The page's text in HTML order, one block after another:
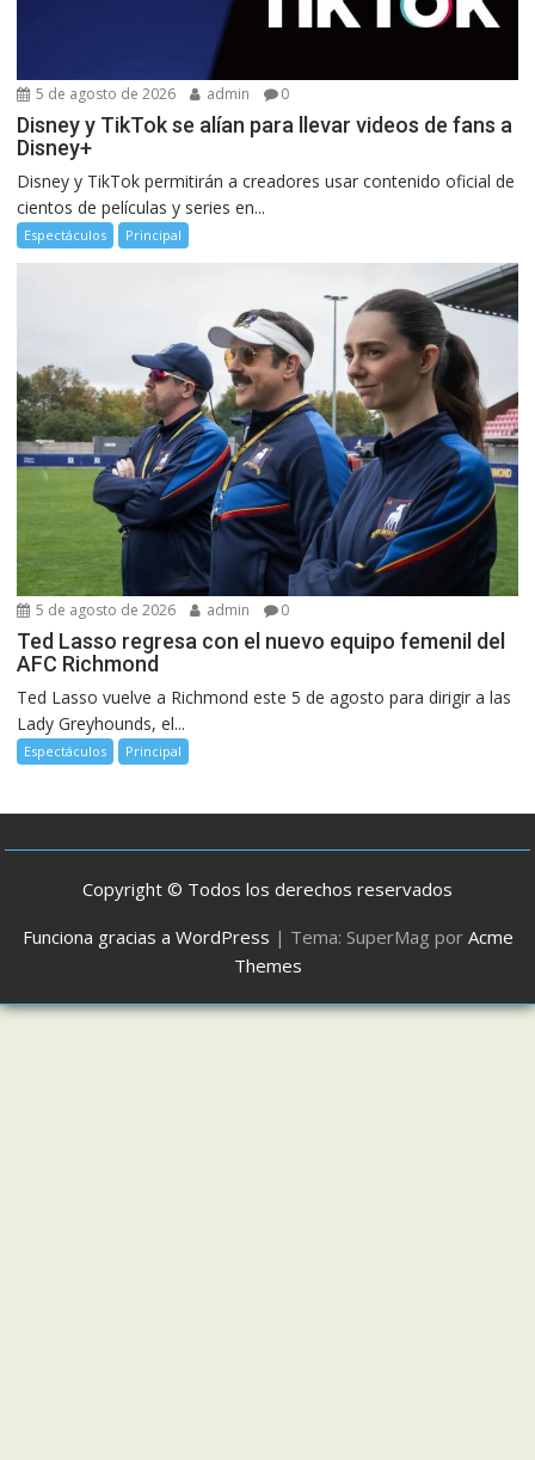
5 de agosto de 2026 admin 0
Disney y TikTok se alían para llevar videos de fans a
Disney+
Disney y TikTok permitirán a creadores usar contenido oficial de
cientos de películas y series en...
Espectáculos Principal
5 de agosto de 2026 admin 0
Ted Lasso regresa con el nuevo equipo femenil del
AFC Richmond
Ted Lasso vuelve a Richmond este 5 de agosto para dirigir a las
Lady Greyhounds, el...
Espectáculos Principal
Copyright © Todos los derechos reservados
Funciona gracias a WordPress | Tema: SuperMag por Acme
Themes